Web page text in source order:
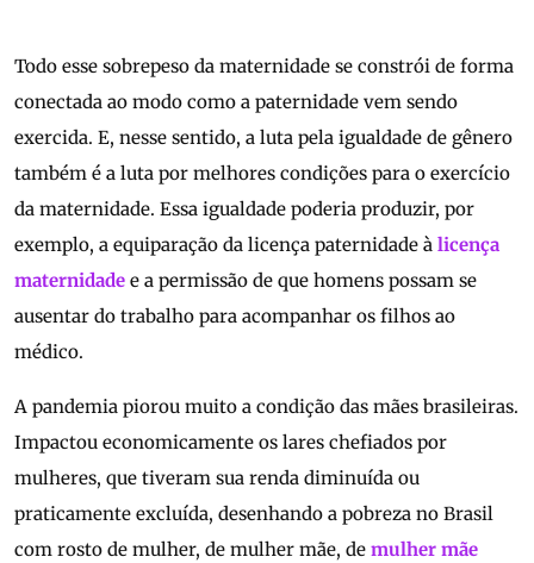
Todo esse sobrepeso da maternidade se constrói de forma
conectada ao modo como a paternidade vem sendo
exercida. E, nesse sentido, a luta pela igualdade de gênero
também é a luta por melhores condições para o exercício
da maternidade. Essa igualdade poderia produzir, por
exemplo, a equiparação da licença paternidade à licença
maternidade e a permissão de que homens possam se
ausentar do trabalho para acompanhar os filhos ao
médico.
A pandemia piorou muito a condição das mães brasileiras.
Impactou economicamente os lares chefiados por
mulheres, que tiveram sua renda diminuída ou
praticamente excluída, desenhando a pobreza no Brasil
com rosto de mulher, de mulher mãe, de mulher mãe